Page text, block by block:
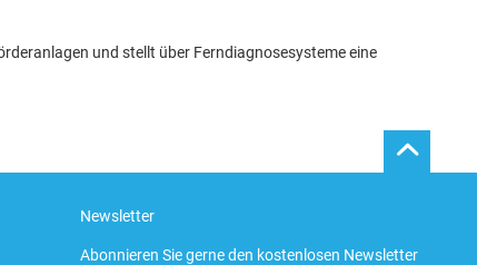
und stellt über Ferndiagnosesysteme eine
Newsletter
Abonnieren Sie gerne den kostenlosen Newsletter